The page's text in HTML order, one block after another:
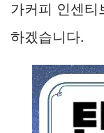
가커피 인센티
하겠습니다.